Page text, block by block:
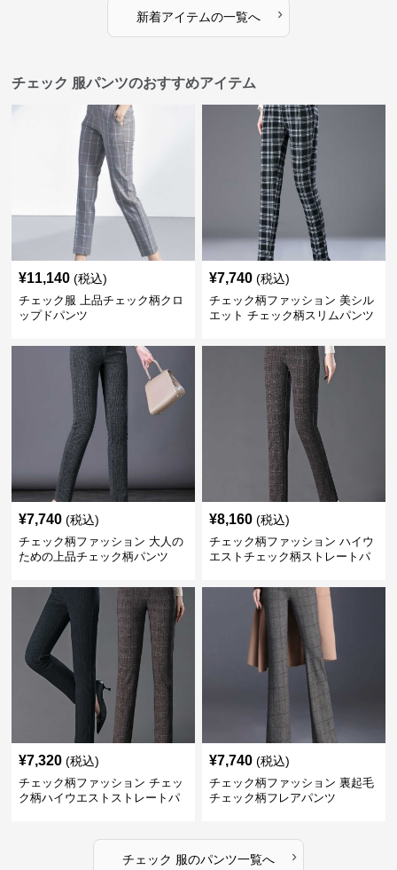
新着アイテムの一覧へ ›
チェック 服パンツのおすすめアイテム
¥11,140 (税込)
チェック服 上品チェック柄クロ
ップドパンツ
¥7,740 (税込)
チェック柄ファッション 美シル
エット チェック柄スリムパンツ
¥7,740 (税込)
チェック柄ファッション 大人の
ための上品チェック柄パンツ
¥8,160 (税込)
チェック柄ファッション ハイウ
エストチェック柄ストレートパ
¥7,320 (税込)
チェック柄ファッション チェッ
ク柄ハイウエストストレートパ
¥7,740 (税込)
チェック柄ファッション 裏起毛
チェック柄フレアパンツ
チェック 服のパンツ一覧へ ›